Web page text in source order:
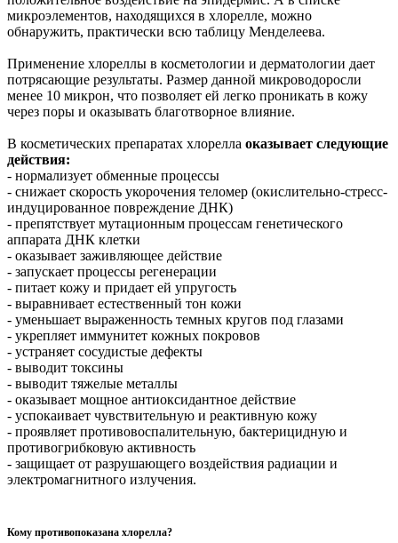
микроэлементов, находящихся в хлорелле, можно
обнаружить, практически всю таблицу Менделеева.
Применение хлореллы в косметологии и дерматологии дает
потрясающие результаты. Размер данной микроводоросли
менее 10 микрон, что позволяет ей легко проникать в кожу
через поры и оказывать благотворное влияние.
В косметических препаратах хлорелла оказывает следующие
действия:
- нормализует обменные процессы
- снижает скорость укорочения теломер (окислительно-стресс-
индуцированное повреждение ДНК)
- препятствует мутационным процессам генетического
аппарата ДНК клетки
- оказывает заживляющее действие
- запускает процессы регенерации
- питает кожу и придает ей упругость
- выравнивает естественный тон кожи
- уменьшает выраженность темных кругов под глазами
- укрепляет иммунитет кожных покровов
- устраняет сосудистые дефекты
- выводит токсины
- выводит тяжелые металлы
- оказывает мощное антиоксидантное действие
- успокаивает чувствительную и реактивную кожу
- проявляет противовоспалительную, бактерицидную и
противогрибковую активность
- защищает от разрушающего воздействия радиации и
электромагнитного излучения.
Кому противопоказана хлорелла?